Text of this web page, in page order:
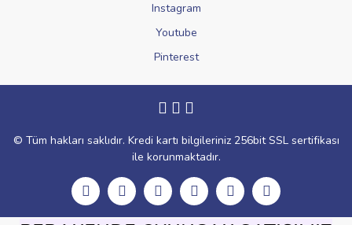
Instagram
Youtube
Pinterest
© Tüm hakları saklıdır. Kredi kartı bilgileriniz 256bit SSL sertifikası
ile korunmaktadır.